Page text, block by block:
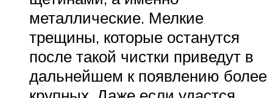
металлические. Мелкие
трещины, которые останутся
после такой чистки приведут в
дальнейшем к появлению более